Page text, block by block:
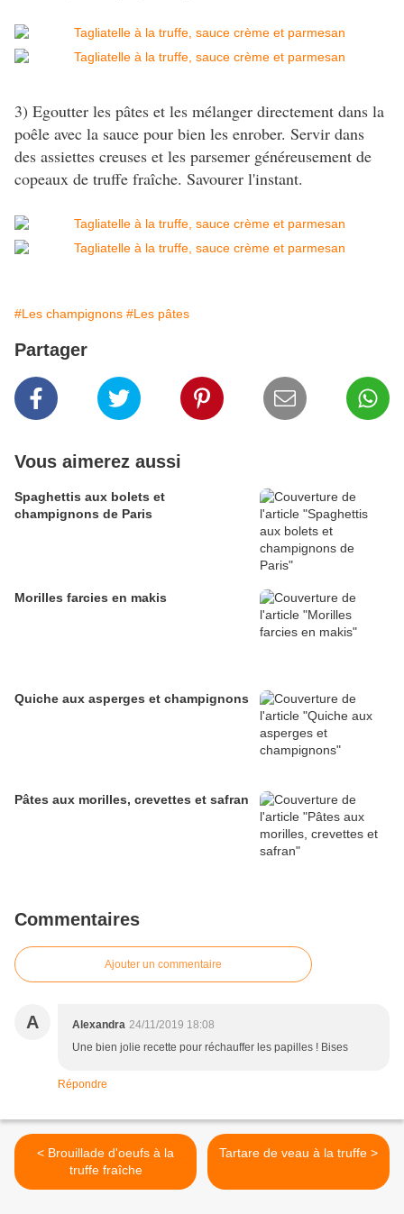
3) Egoutter les pâtes et les mélanger directement dans la
poêle avec la sauce pour bien les enrober. Servir dans
des assiettes creuses et les parsemer généreusement de
copeaux de truffe fraîche. Savourer l'instant.
#Les champignons #Les pâtes
Partager
Vous aimerez aussi
Spaghettis aux bolets et
champignons de Paris
Morilles farcies en makis
Quiche aux asperges et champignons
Pâtes aux morilles, crevettes et safran
Commentaires
Ajouter un commentaire
A Alexandra 24/11/2019 18:08
Une bien jolie recette pour réchauffer les papilles ! Bises
Répondre
< Brouillade d'oeufs à la
truffe fraîche
Tartare de veau à la truffe >